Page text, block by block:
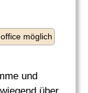
möglich
und